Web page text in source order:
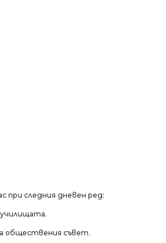
следния дневен ред:
обществения съвет.